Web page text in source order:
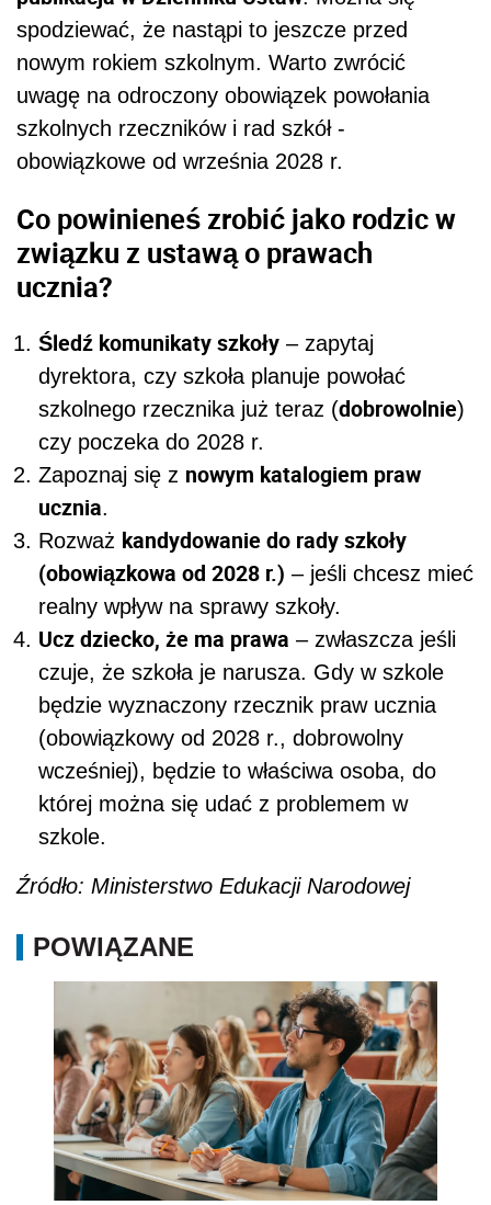
spodziewać, że nastąpi to jeszcze przed
nowym rokiem szkolnym. Warto zwrócić
uwagę na odroczony obowiązek powołania
szkolnych rzeczników i rad szkół -
obowiązkowe od września 2028 r.
Co powinieneś zrobić jako rodzic w
związku z ustawą o prawach
ucznia?
Śledź komunikaty szkoły – zapytaj
dyrektora, czy szkoła planuje powołać
szkolnego rzecznika już teraz (dobrowolnie)
czy poczeka do 2028 r.
Zapoznaj się z nowym katalogiem praw
ucznia.
Rozważ kandydowanie do rady szkoły
(obowiązkowa od 2028 r.) – jeśli chcesz mieć
realny wpływ na sprawy szkoły.
Ucz dziecko, że ma prawa – zwłaszcza jeśli
czuje, że szkoła je narusza. Gdy w szkole
będzie wyznaczony rzecznik praw ucznia
(obowiązkowy od 2028 r., dobrowolny
wcześniej), będzie to właściwa osoba, do
której można się udać z problemem w
szkole.
Źródło: Ministerstwo Edukacji Narodowej
POWIĄZANE